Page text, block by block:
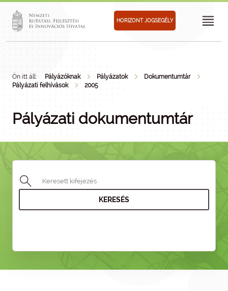
HORIZONT JOGSEGÉLY
Ön itt áll: Pályázóknak Pályázatok
Dokumentumtár
Pályázati felhívások
2005
Pályázati dokumentumtár
KERESÉS